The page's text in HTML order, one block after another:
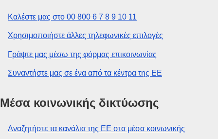
Καλέστε μας στο 00 800 6 7 8 9 10 11
Χρησιμοποιήστε άλλες τηλεφωνικές επιλογές
Γράψτε μας μέσω της φόρμας επικοινωνίας
Συναντήστε μας σε ένα από τα κέντρα της ΕΕ
Μέσα κοινωνικής δικτύωσης
Αναζητήστε τα κανάλια της ΕΕ στα μέσα κοινωνικής